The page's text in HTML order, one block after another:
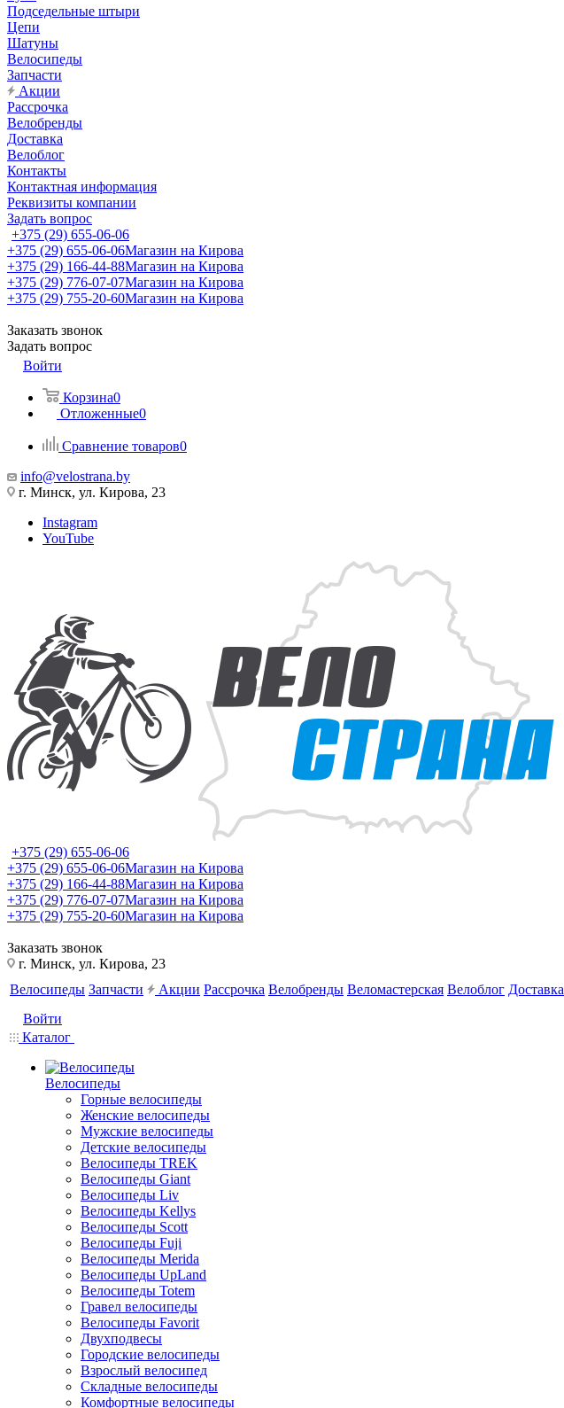
Подседельные штыри
Цепи
Шатуны
Велосипеды
Запчасти
Акции
Рассрочка
Велобренды
Доставка
Велоблог
Контакты
Контактная информация
Реквизиты компании
Задать вопрос
+375 (29) 655-06-06
+375 (29) 655-06-06Магазин на Кирова
+375 (29) 166-44-88Магазин на Кирова
+375 (29) 776-07-07Магазин на Кирова
+375 (29) 755-20-60Магазин на Кирова
Заказать звонок
Задать вопрос
Войти
Корзина0
Отложенные0
Сравнение товаров0
info@velostrana.by
г. Минск, ул. Кирова, 23
Instagram
YouTube
+375 (29) 655-06-06
+375 (29) 655-06-06Магазин на Кирова
+375 (29) 166-44-88Магазин на Кирова
+375 (29) 776-07-07Магазин на Кирова
+375 (29) 755-20-60Магазин на Кирова
Заказать звонок
г. Минск, ул. Кирова, 23
Велосипеды Запчасти Акции Рассрочка Велобренды Веломастерская Велоблог Доставка
Войти
Каталог
Велосипеды
Горные велосипеды
Женские велосипеды
Мужские велосипеды
Детские велосипеды
Велосипеды TREK
Велосипеды Giant
Велосипеды Liv
Велосипеды Kellys
Велосипеды Scott
Велосипеды Fuji
Велосипеды Merida
Велосипеды UpLand
Велосипеды Totem
Гравел велосипеды
Велосипеды Favorit
Двухподвесы
Городские велосипеды
Взрослый велосипед
Складные велосипеды
Комфортные велосипеды